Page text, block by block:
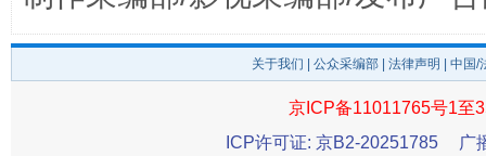
关于我们 公众采编部 法律声明 | 中国
京ICP备11011765号1至
ICP许可证: 京B2-20251785
广